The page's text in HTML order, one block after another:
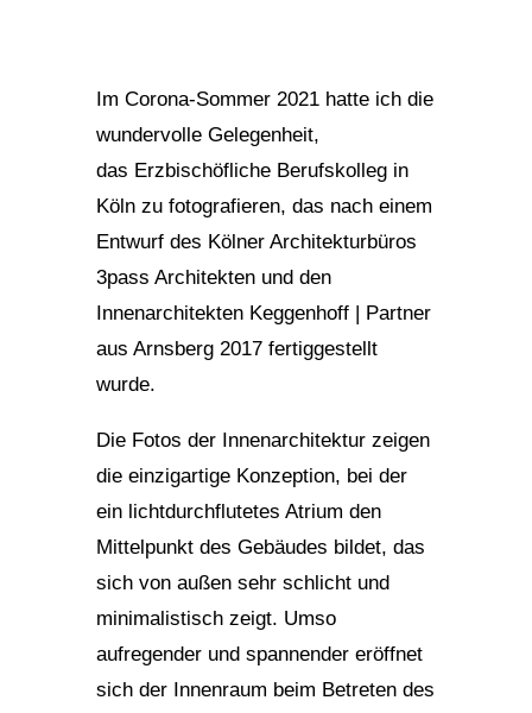
Im Corona-Sommer 2021 hatte ich die
wundervolle Gelegenheit,
das Erzbischöfliche Berufskolleg in
Köln zu fotografieren, das nach einem
Entwurf des Kölner Architekturbüros
3pass Architekten und den
Innenarchitekten Keggenhoff | Partner
aus Arnsberg 2017 fertiggestellt
wurde.
Die Fotos der Innenarchitektur zeigen
die einzigartige Konzeption, bei der
ein lichtdurchflutetes Atrium den
Mittelpunkt des Gebäudes bildet, das
sich von außen sehr schlicht und
minimalistisch zeigt. Umso
aufregender und spannender eröffnet
sich der Innenraum beim Betreten des